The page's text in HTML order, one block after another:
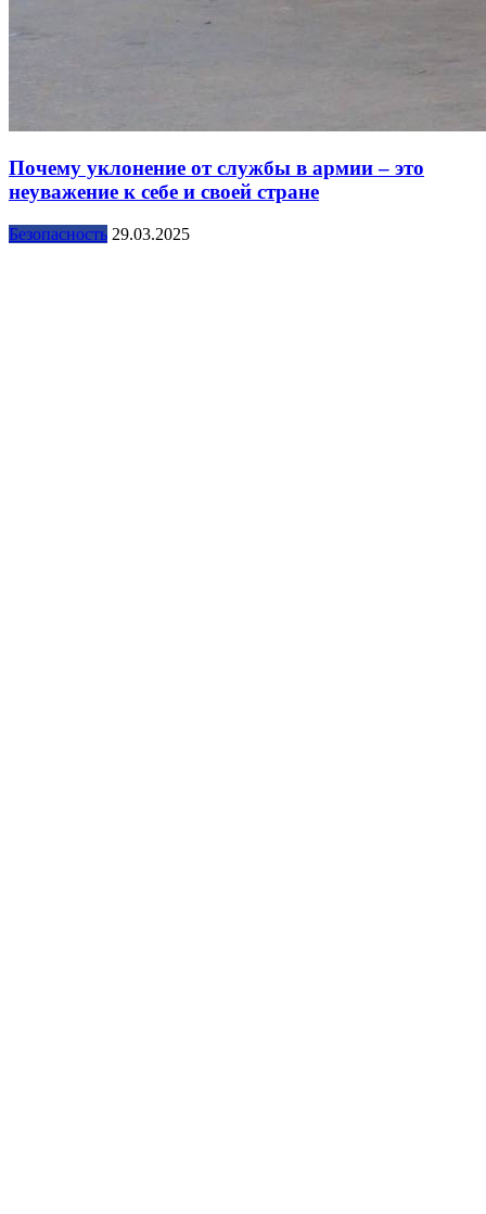
Почему уклонение от службы в армии – это
неуважение к себе и своей стране
Безопасность 29.03.2025